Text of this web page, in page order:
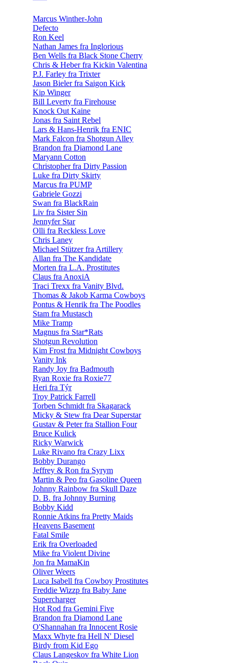
Marcus Winther-John
Defecto
Ron Keel
Nathan James fra Inglorious
Ben Wells fra Black Stone Cherry
Chris & Heber fra Kickin Valentina
P.J. Farley fra Trixter
Jason Bieler fra Saigon Kick
Kip Winger
Bill Leverty fra Firehouse
Knock Out Kaine
Jonas fra Saint Rebel
Lars & Hans-Henrik fra ENIC
Mark Falcon fra Shotgun Alley
Brandon fra Diamond Lane
Maryann Cotton
Christopher fra Dirty Passion
Luke fra Dirty Skirty
Marcus fra PUMP
Gabriele Gozzi
Swan fra BlackRain
Liv fra Sister Sin
Jennyfer Star
Olli fra Reckless Love
Chris Laney
Michael Stützer fra Artillery
Allan fra The Kandidate
Morten fra L.A. Prostitutes
Claus fra AnoxiA
Traci Trexx fra Vanity Blvd.
Thomas & Jakob Karma Cowboys
Pontus & Henrik fra The Poodles
Stam fra Mustasch
Mike Tramp
Magnus fra Star*Rats
Shotgun Revolution
Kim Frost fra Midnight Cowboys
Vanity Ink
Randy Joy fra Badmouth
Ryan Roxie fra Roxie77
Heri fra Týr
Troy Patrick Farrell
Torben Schmidt fra Skagarack
Micky & Stew fra Dear Superstar
Gustav & Peter fra Stallion Four
Bruce Kulick
Ricky Warwick
Luke Rivano fra Crazy Lixx
Bobby Durango
Jeffrey & Ron fra Syrym
Martin & Peo fra Gasoline Queen
Johnny Rainbow fra Skull Daze
D. B. fra Johnny Burning
Bobby Kidd
Ronnie Atkins fra Pretty Maids
Heavens Basement
Fatal Smile
Erik fra Overloaded
Mike fra Violent Divine
Jon fra MamaKin
Oliver Weers
Luca Isabell fra Cowboy Prostitutes
Freddie Wizzp fra Baby Jane
Supercharger
Hot Rod fra Gemini Five
Brandon fra Diamond Lane
O'Shannahan fra Innocent Rosie
Maxx Whyte fra Hell N' Diesel
Birdy from Kid Ego
Claus Langeskov fra White Lion